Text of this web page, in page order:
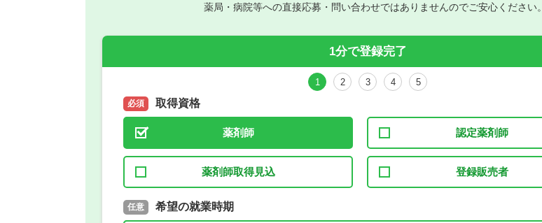
薬局・病院等への直接応募・問い合わせではありませんのでご安心ください。
1分で登録完了
1 2 3 4 5
必須 取得資格
薬剤師 認定薬剤師
薬剤師取得見込 登録販売者
必須 取得予定年
任意 希望の就業時期